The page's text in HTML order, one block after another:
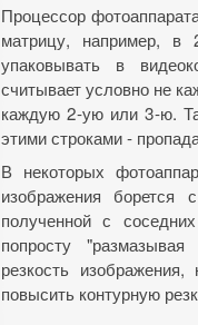
Процессор
матрицу, например,
упаковывать в
считывает условно не
каждую 2-ую или 3-ю.
этими строками -
В некоторых
изображения борется
полученной с
попросту
резкость
повысить контурную